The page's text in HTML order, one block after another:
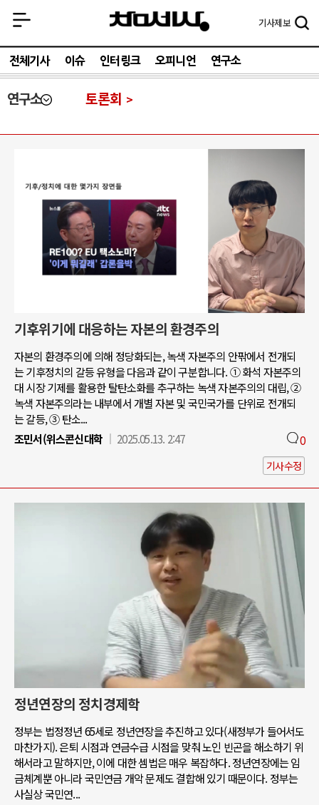
기사제보
전체기사 이슈 인터링크 오피니언 연구소
연구소 토론회
기후위기에 대응하는 자본의 환경주의
자본의 환경주의에 의해 정당화되는, 녹색 자본주의 안팎에서 전개되
는 기후정치의 갈등 유형을 다음과 같이 구분합니다. ① 화석 자본주의
대 시장 기제를 활용한 탈탄소화를 추구하는 녹색 자본주의의 대립, ②
녹색 자본주의라는 내부에서 개별 자본 및 국민국가를 단위로 전개되
는 갈등, ③ 탄소...
조민서(위스콘신대학
2025.05.13. 2:47 0
기사수정
정년연장의 정치경제학
정부는 법정정년 65세로 정년연장을 추진하고 있다(새정부가 들어서도
마찬가지). 은퇴 시점과 연금수급 시점을 맞춰 노인 빈곤을 해소하기 위
해서라고 말하지만, 이에 대한 셈법은 매우 복잡하다. 정년연장에는 임
금체계뿐 아니라 국민연금 개악 문제도 결합해 있기 때문이다. 정부는
사실상 국민연...